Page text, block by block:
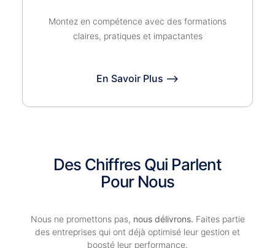
Montez en compétence avec des formations
claires, pratiques et impactantes
En Savoir Plus ⟶
Des Chiffres Qui Parlent
Pour Nous
Nous ne promettons pas, nous délivrons. Faites partie
des entreprises qui ont déjà optimisé leur gestion et
boosté leur performance.